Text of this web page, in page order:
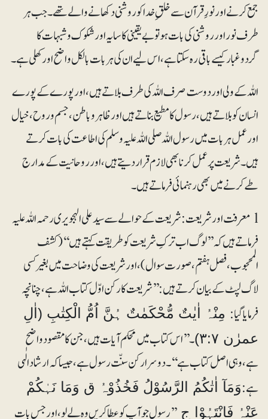
جمع کرنے اور نورِ قرآن سے خلق ِ خدا کو روشنی دکھانے والے تھے۔ جب ہر
طرف نور اور روشنی کی بات ہو تو بے یقینی کا سایہ اور شکوک وشبہات کا
گردوغبار کیسے باقی رہ سکتا ہے، اس لیے ان کی ہر بات بالکل واضح اور کھلی ہے۔
اللہ کے ولی اور دوست صرف اللہ کی طرف بلاتے ہیں، اور پورے کے پورے
انسان کو بلاتے ہیں، رسول کا مطیع بناتے ہیں اور ظاہر وباطن، جسم وروح، خیال
اور عمل ہر بات میں رسول اللہ صلی اللہ علیہ وسلم کی اطاعت کی بات کرتے
ہیں۔شریعت پر عمل کرنا بھی لازم قرار دیتے ہیں، اور روحانیت کے مدارج
طے کرنے میں بھی رہنمائی فرماتے ہیں۔
l معرفت اور شریعت: شریعت کے حوالے سے سید علی الہجویری رحمہ اللہ علیہ
فرماتے ہیں کہ ’’لوگ اب ترکِ شریعت کو طریقت کہتے ہیں‘‘(کشف
المحجوب، فصل ہفتم، صورت سوال)، اور شریعت کی وضاحت میں بغیر کسی
لاگ لپٹ کے بیان کرتے ہیں: ’’شریعت کا رکن اوّل کتاب اللہ ہے، چنانچہ
فرمایا گیا:مِنْہُ اٰیٰتٌ مُّحْکَمٰتٌ ہُنَّ اُمُّ الْکِتٰبِ (اٰلِ
عمرٰن ۳:۷)
۔ ’’اس کتاب میں محکم آیات ہیں، جن کا مقصود واضح
ہے، وہی اصل کتاب ہے‘‘۔ دوسرا رکن سنّت رسول ہے، جیسا کہ ارشاد الٰہی
ہے:وَمَآ اٰتٰکُمُ الرَّسُوْلُ فَخُذُوْہُ ق وَمَا نَہٰکُمْ
عَنْہُ فَانْتَہُوْا ج ’’رسول جو آپ کو عطا کریں وہ لے لو، اور جس بات